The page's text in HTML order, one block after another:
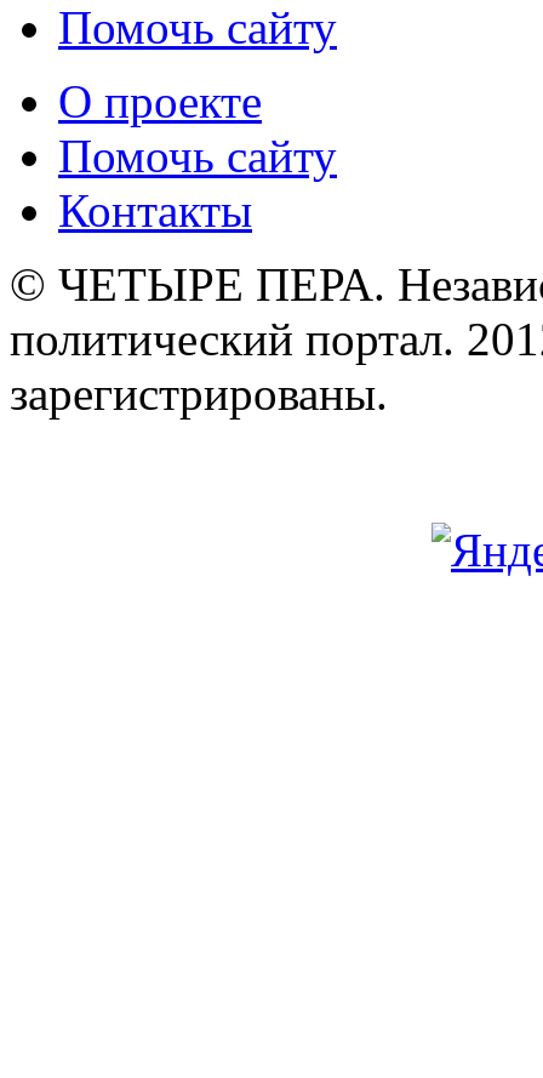
Помочь сайту
О проекте
Помочь сайту
Контакты
© ЧЕТЫРЕ ПЕРА.
политический портал.
зарегистрированы.